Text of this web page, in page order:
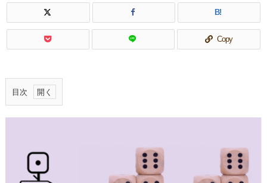
B!
Copy
目次
な